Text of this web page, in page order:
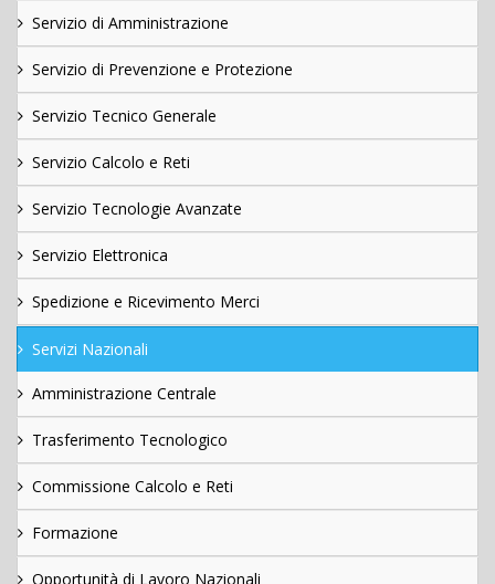
Servizio di Amministrazione
Servizio di Prevenzione e Protezione
Servizio Tecnico Generale
Servizio Calcolo e Reti
Servizio Tecnologie Avanzate
Servizio Elettronica
Spedizione e Ricevimento Merci
Servizi Nazionali
Amministrazione Centrale
Trasferimento Tecnologico
Commissione Calcolo e Reti
Formazione
Opportunità di Lavoro Nazionali